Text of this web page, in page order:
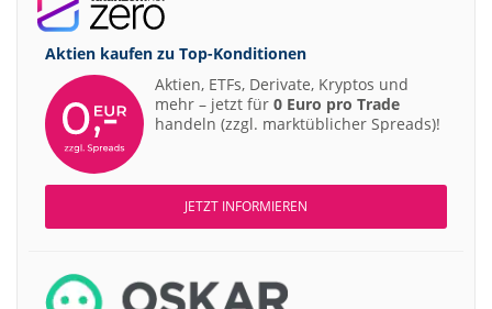
Aktien kaufen zu Top-Konditionen
Aktien, ETFs, Derivate, Kryptos und
mehr – jetzt für 0 Euro pro Trade
handeln (zzgl. marktüblicher Spreads)!
JETZT INFORMIEREN